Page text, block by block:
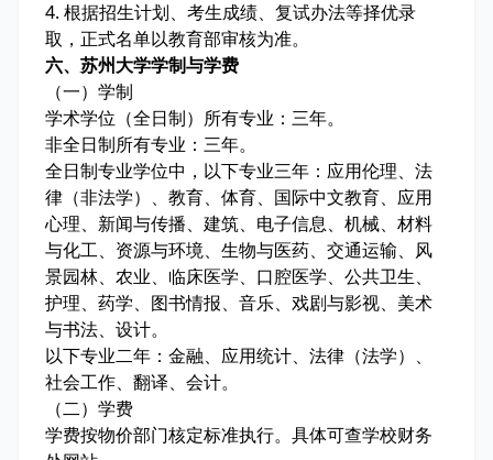
4. 根据招生计划、考生成绩、复试办法等择优录
取，正式名单以教育部审核为准。
六、苏州大学学制与学费
（一）学制
学术学位（全日制）所有专业：三年。
非全日制所有专业：三年。
全日制专业学位中，以下专业三年：应用伦理、法
律（非法学）、教育、体育、国际中文教育、应用
心理、新闻与传播、建筑、电子信息、机械、材料
与化工、资源与环境、生物与医药、交通运输、风
景园林、农业、临床医学、口腔医学、公共卫生、
护理、药学、图书情报、音乐、戏剧与影视、美术
与书法、设计。
以下专业二年：金融、应用统计、法律（法学）、
社会工作、翻译、会计。
（二）学费
学费按物价部门核定标准执行。具体可查学校财务